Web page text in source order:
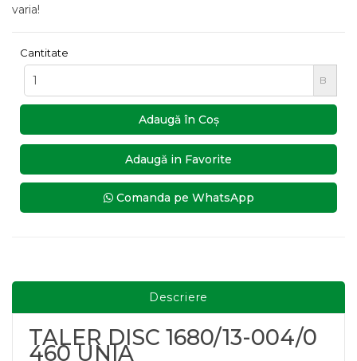
varia!
Cantitate
B
Adaugă în Coş
Adaugă in Favorite
Comanda pe WhatsApp
Descriere
TALER DISC 1680/13-004/0
460 UNIA